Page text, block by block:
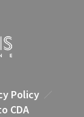
Policy
CDA